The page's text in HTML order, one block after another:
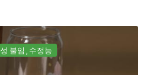
불임 수정능